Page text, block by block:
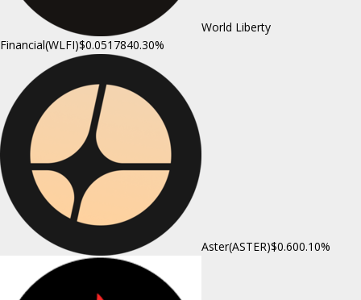
World Liberty
Financial(WLFI)$0.0517840.30%
Aster(ASTER)$0.600.10%